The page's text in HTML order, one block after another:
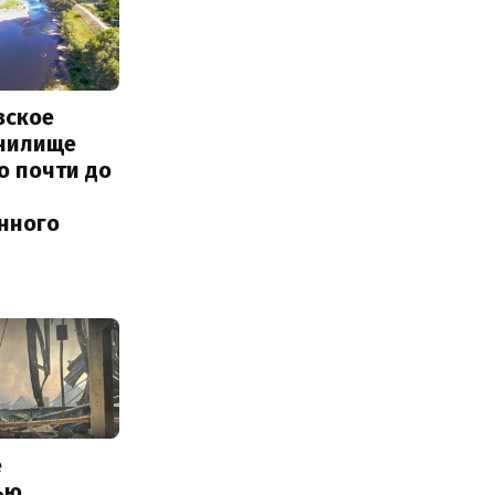
почти до